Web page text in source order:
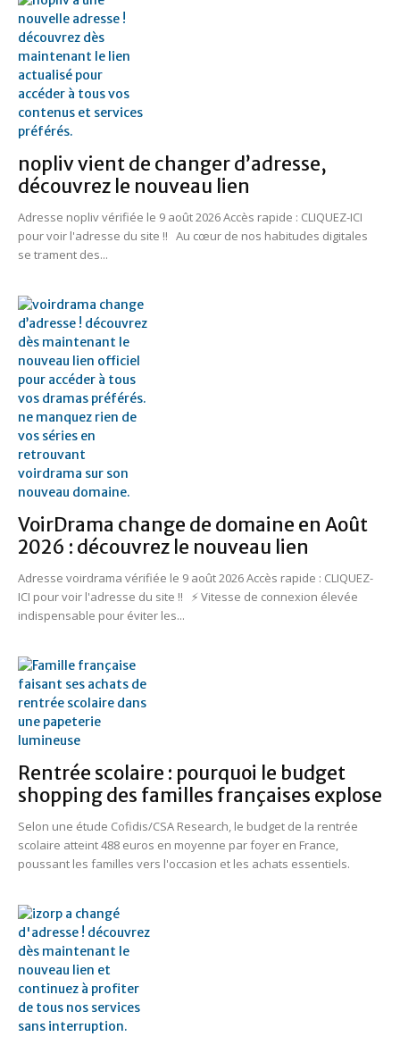
nopliv vient de changer d’adresse,
découvrez le nouveau lien
Adresse nopliv vérifiée le 9 août 2026 Accès rapide : CLIQUEZ-ICI
pour voir l'adresse du site !! Au cœur de nos habitudes digitales
se trament des...
VoirDrama change de domaine en Août
2026 : découvrez le nouveau lien
Adresse voirdrama vérifiée le 9 août 2026 Accès rapide : CLIQUEZ-
ICI pour voir l'adresse du site !! ⚡ Vitesse de connexion élevée
indispensable pour éviter les...
Rentrée scolaire : pourquoi le budget
shopping des familles françaises explose
Selon une étude Cofidis/CSA Research, le budget de la rentrée
scolaire atteint 488 euros en moyenne par foyer en France,
poussant les familles vers l'occasion et les achats essentiels.